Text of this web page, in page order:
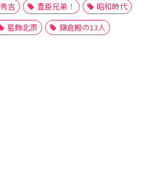
吉 豊臣兄弟！
昭和時代
葛飾北斎 鎌倉殿の13人